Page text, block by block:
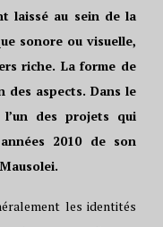
laissé au sein de la
sonore ou visuelle,
riche. La forme de
aspects. Dans le
l’un des projets qui
2010 de son
les identités